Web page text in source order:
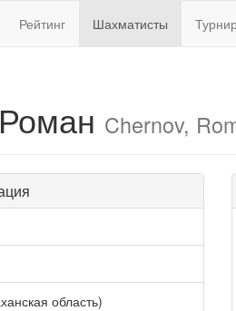
Рейтинг Шахматисты
Chernov,
область)